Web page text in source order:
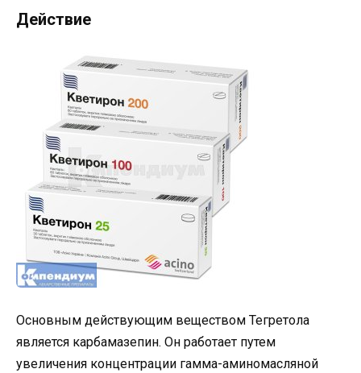
Действие
Основным действующим веществом Тегретола
является карбамазепин. Он работает путем
увеличения концентрации гамма-аминомасляной